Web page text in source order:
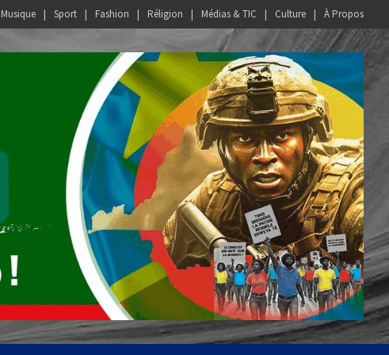
Musique Sport Fashion Réligion Médias & TIC Culture À Propos